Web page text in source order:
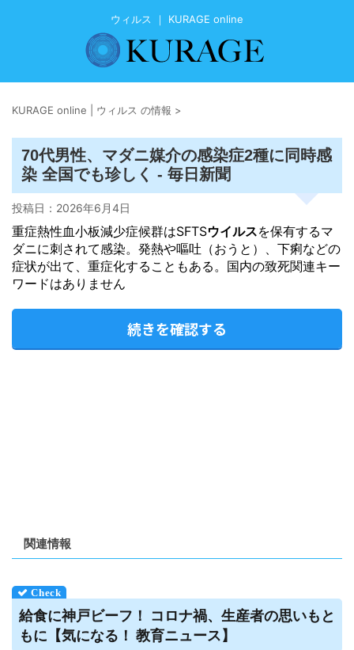
ウィルス ｜ KURAGE online
KURAGE online | ウィルス の情報 >
70代男性、マダニ媒介の感染症2種に同時感
染 全国でも珍しく - 毎日新聞
投稿日： 2026年6月4日
重症熱性血小板減少症候群はSFTSウイルスを保有するマ
ダニに刺されて感染。発熱や嘔吐（おうと）、下痢などの
症状が出て、重症化することもある。国内の致死関連キー
ワードはありません
続きを確認する
関連情報
給食に神戸ビーフ！ コロナ禍、生産者の思いもと
もに【気になる！ 教育ニュース】